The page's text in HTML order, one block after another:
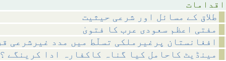
طلاق کے مسائل اور شرعی حیثیت
مفتی اعظم سعودی عرب کا فتویٰ
افغانستان پرغیرملکی تسلّط میں مدد غیرشرعی
مینڈیٹ کاحامل کیا گناہ کاکفارہ ادا کرینگے